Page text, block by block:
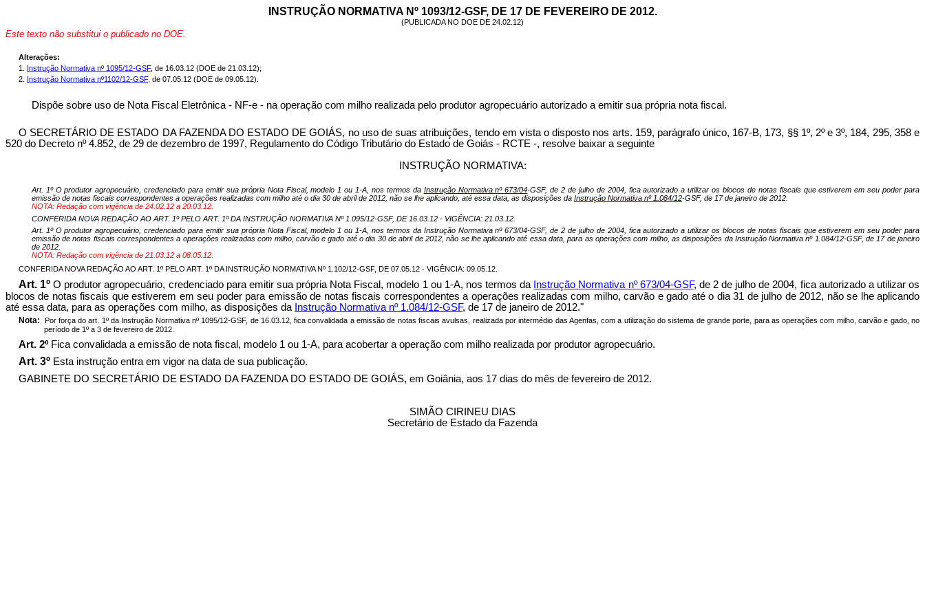
INSTRUÇÃO NORMATIVA Nº 1093/12-GSF, DE 17 DE FEVEREIRO DE 2012.
(PUBLICADA NO DOE DE 24.02.12)
Este texto não substitui o publicado no DOE.
Alterações:
1. Instrução Normativa nº 1095/12-GSF, de 16.03.12 (DOE de 21.03.12);
2. Instrução Normativa nº1102/12-GSF, de 07.05.12 (DOE de 09.05.12).
Dispõe sobre uso de Nota Fiscal Eletrônica - NF-e - na operação com milho realizada pelo produtor agropecuário autorizado a emitir sua própria nota fiscal.
O SECRETÁRIO DE ESTADO DA FAZENDA DO ESTADO DE GOIÁS, no uso de suas atribuições, tendo em vista o disposto nos arts. 159, parágrafo único, 167-B, 173, §§ 1º, 2º e 3º, 184, 295, 358 e
520 do Decreto nº 4.852, de 29 de dezembro de 1997, Regulamento do Código Tributário do Estado de Goiás - RCTE -, resolve baixar a seguinte
INSTRUÇÃO NORMATIVA:
Art. 1º O produtor agropecuário, credenciado para emitir sua própria Nota Fiscal, modelo 1 ou 1-A, nos termos da Instrução Normativa nº 673/04-GSF, de 2 de julho de 2004, fica autorizado a utilizar os blocos de notas fiscais que estiverem em seu poder para
emissão de notas fiscais correspondentes a operações realizadas com milho até o dia 30 de abril de 2012, não se lhe aplicando, até essa data, as disposições da Instrução Normativa nº 1.084/12-GSF, de 17 de janeiro de 2012.
NOTA: Redação com vigência de 24.02.12 a 20.03.12.
CONFERIDA NOVA REDAÇÃO AO ART. 1º PELO ART. 1º DA INSTRUÇÃO NORMATIVA Nº 1.095/12-GSF, DE 16.03.12 - VIGÊNCIA: 21.03.12.
Art. 1º O produtor agropecuário, credenciado para emitir sua própria Nota Fiscal, modelo 1 ou 1-A, nos termos da Instrução Normativa nº 673/04-GSF, de 2 de julho de 2004, fica autorizado a utilizar os blocos de notas fiscais que estiverem em seu poder para
emissão de notas fiscais correspondentes a operações realizadas com milho, carvão e gado até o dia 30 de abril de 2012, não se lhe aplicando até essa data, para as operações com milho, as disposições da Instrução Normativa nº 1.084/12-GSF, de 17 de janeiro
de 2012.
NOTA: Redação com vigência de 21.03.12 a 08.05.12.
CONFERIDA NOVA REDAÇÃO AO ART. 1º PELO ART. 1º DA INSTRUÇÃO NORMATIVA Nº 1.102/12-GSF, DE 07.05.12 - VIGÊNCIA: 09.05.12.
Art. 1ºO produtor agropecuário, credenciado para emitir sua própria Nota Fiscal, modelo 1 ou 1-A, nos termos da Instrução Normativa nº 673/04-GSF, de 2 de julho de 2004, fica autorizado a utilizar os
blocos de notas fiscais que estiverem em seu poder para emissão de notas fiscais correspondentes a operações realizadas com milho, carvão e gado até o dia 31 de julho de 2012, não se lhe aplicando
até essa data, para as operações com milho, as disposições da Instrução Normativa nº 1.084/12-GSF, de 17 de janeiro de 2012."
Nota:
Por força do art. 1º da Instrução Normativa nº 1095/12-GSF, de 16.03.12, fica convalidada a emissão de notas fiscais avulsas, realizada por intermédio das Agenfas, com a utilização do sistema de grande porte, para as operações com milho, carvão e gado, no
período de 1º a 3 de fevereiro de 2012.
Art. 2ºFica convalidada a emissão de nota fiscal, modelo 1 ou 1-A, para acobertar a operação com milho realizada por produtor agropecuário.
Art. 3ºEsta instrução entra em vigor na data de sua publicação.
GABINETE DO SECRETÁRIO DE ESTADO DA FAZENDA DO ESTADO DE GOIÁS, em Goiânia, aos 17 dias do mês de fevereiro de 2012.
SIMÃO CIRINEU DIAS
Secretário de Estado da Fazenda